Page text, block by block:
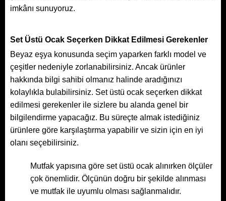
imkânı sunuyoruz.
Set Üstü Ocak Seçerken Dikkat Edilmesi Gerekenler
Beyaz eşya konusunda seçim yaparken farklı model ve
çeşitler nedeniyle zorlanabilirsiniz. Ancak ürünler
hakkında bilgi sahibi olmanız halinde aradığınızı
kolaylıkla bulabilirsiniz. Set üstü ocak seçerken dikkat
edilmesi gerekenler ile sizlere bu alanda genel bir
bilgilendirme yapacağız. Bu süreçte almak istediğiniz
ürünlere göre karşılaştırma yapabilir ve sizin için en iyi
olanı seçebilirsiniz.
Mutfak yapısına göre set üstü ocak alınırken ölçüler
çok önemlidir. Ölçünün doğru bir şekilde alınması
ve mutfak ile uyumlu olması sağlanmalıdır.